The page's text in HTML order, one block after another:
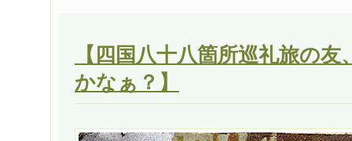
【四国八十八箇所巡礼旅の
かなぁ？】